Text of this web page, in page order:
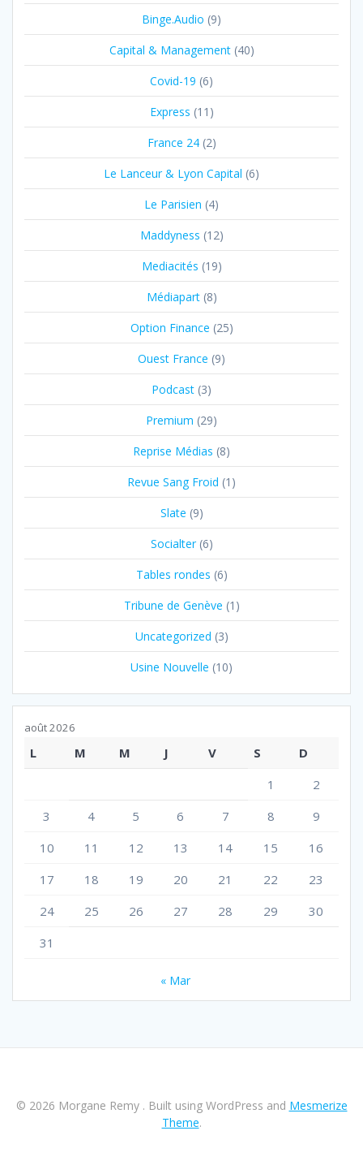
Binge.Audio (9)
Capital & Management(40)
Covid-19 (6)
Express (11)
France 24(2)
Le Lanceur & Lyon Capital (6)
Le Parisien (4)
Maddyness (12)
Mediacités (19)
Médiapart(8)
Option Finance (25)
Ouest France (9)
Podcast (3)
Premium (29)
Reprise Médias (8)
Revue Sang Froid (1)
Slate (9)
Socialter(6)
Tables rondes (6)
Tribune de Genève (1)
Uncategorized (3)
Usine Nouvelle (10)
août 2026
L M M J V S
D
1
2
3
4 5 6 7 8
9
10
11 12 13 14 15
16
17
18 19 20 21 22
23
24
25 26 27 28 29
30
31
« Mar
© 2026 Morgane Remy . Built using WordPress and Mesmerize
Theme.